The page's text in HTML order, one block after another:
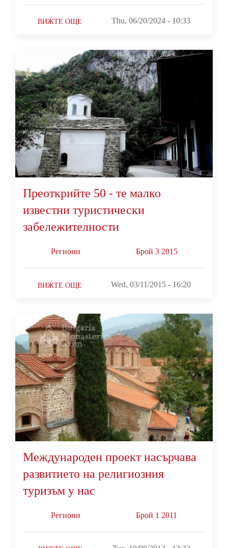
ВИЖТЕ ОЩЕ Thu, 06/20/2024 - 10:33
Преоткрийте 50 - те малко
известни туристически
забележителности
Региони Брой 3 2015
ВИЖТЕ ОЩЕ Wed, 03/11/2015 - 16:20
Международен проект насърчава
развитието на религиозния
туризъм у нас
Региони Брой 1 2011